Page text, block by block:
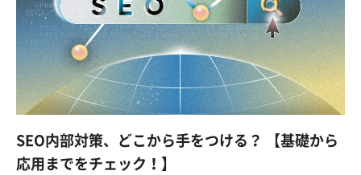
SEO内部対策、どこから手をつける？ 【基礎から
応用までをチェック！】